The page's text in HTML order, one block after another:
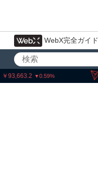
WebX完全ガイド
TRX 51.75
コイ